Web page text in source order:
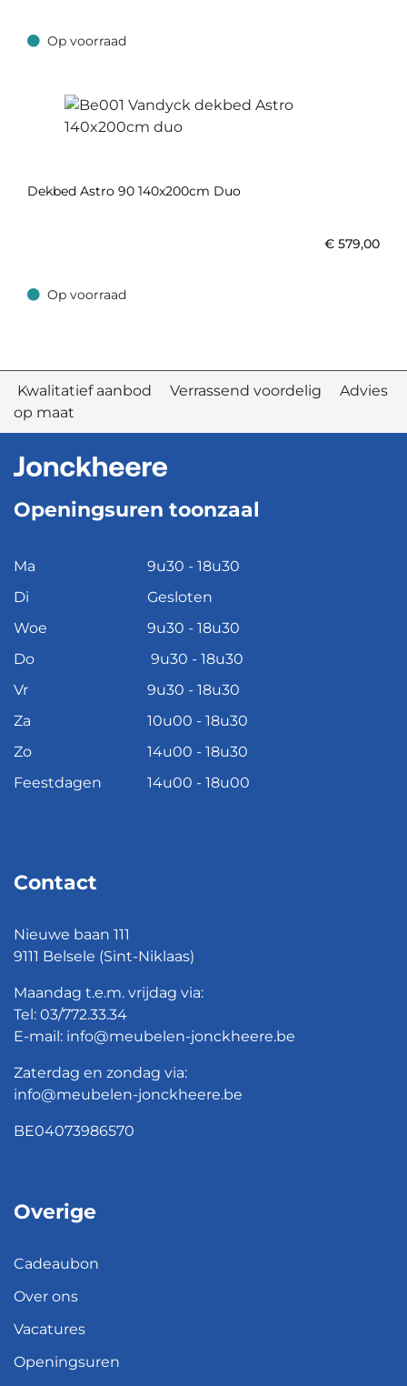
Op voorraad
Op voorraad
Dekbed Astro 90 140x200cm Duo
€ 579,00
Op voorraad
Op voorraad
Kwalitatief aanbod Verrassend voordelig Advies
op maat
Openingsuren toonzaal
Ma
9u30 - 18u30
Di
Gesloten
Woe
9u30 - 18u30
Do
9u30 - 18u30
Vr
9u30 - 18u30
Za
10u00 - 18u30
Zo
14u00 - 18u30
Feestdagen
14u00 - 18u00
Contact
Nieuwe baan 111
9111 Belsele (Sint-Niklaas)
Maandag t.e.m. vrijdag via:
Tel: 03/772.33.34
E-mail: info@meubelen-jonckheere.be
Zaterdag en zondag via:
info@meubelen-jonckheere.be
BE04073986570
Overige
Cadeaubon
Over ons
Vacatures
Openingsuren